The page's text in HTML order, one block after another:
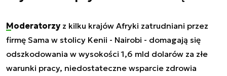
Moderatorzy z kilku krajów Afryki zatrudniani przez
firmę Sama w stolicy Kenii - Nairobi - domagają się
odszkodowania w wysokości 1,6 mld dolarów za złe
warunki pracy, niedostateczne wsparcie zdrowia